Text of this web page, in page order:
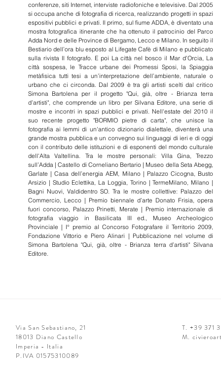
conferenze, siti Internet, interviste radiofoniche e televisive. Dal 2005
si occupa anche di fotografia di ricerca, realizzando progetti in spazi
espositivi pubblici e privati. Il primo, sul fiume ADDA, è diventato una
mostra fotografica itinerante che ha ottenuto il patrocinio del Parco
Adda Nord e delle Province di Bergamo, Lecco e Milano. In seguito il
Bestiario dell’ora blu esposto al Lifegate Cafè di Milano e pubblicato
sulla rivista Il fotografo. E poi La città nel bosco il Mar d’Orcia, La
città sospesa, le Tracce urbane dei Promessi Sposi, la Spiaggia
metàfisica tutti tesi a un’interpretazione dell’ambiente, naturale o
urbano che ci circonda. Dal 2009 è tra gli artisti scelti dal critico
Simona Bartolena per il progetto "Qui, già, oltre - Brianza terra
d’artisti", che comprende un libro per Silvana Editore, una serie di
mostre e incontri in spazi pubblici e privati. Nell'estate del 2010 il
suo recente progetto "BORMIO pietre di carta", che unisce la
fotografia ai lemmi di un'antico dizionario dialettale, diventerà una
grande mostra pubblica e un convegno sui linguaggi di ieri e di oggi
con il contributo delle istituzioni e di esponenti del mondo culturale
dell'Alta Valtellina. Tra le mostre personali: Villa Gina, Trezzo
sull’Adda | Castello di Corneliano Bertario | Museo della Seta Abegg,
Garlate | Casa dell’energia AEM, Milano | Palazzo Cicogna, Busto
Arsizio | Studio Eclettika, La Loggia, Torino | TermeMilano, Milano |
Bagni Nuovi, Valdidentro SO. Tra le mostre collettive: Palazzo del
Commercio, Lecco | Premio biennale d’arte Donato Frisia, opera
fuori concorso, Palazzo Prinetti, Merate | Premio internazionale di
fotografia viaggio in Basilicata III ed., Museo Archeologico
Provinciale | I° premio al Concorso Fotografare il Territorio 2009,
Fondazione Vittorio e Piero Alinari | Pubblicazione nel volume di
Simona Bartolena "Qui, già, oltre - Brianza terra d’artisti" Silvana
Editore.
Via San Sebastiano, 21
18013 Diano Castello
Imperia - Italia
P.IVA 01575310089
T. +39 371
M.